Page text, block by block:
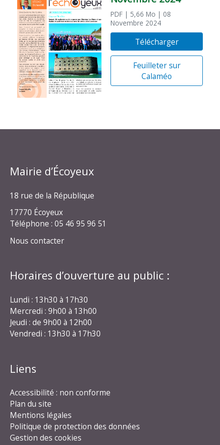
PDF | 5,66 Mo | 08
Novembre 2024
Télécharger
Feuilleter sur
Calaméo
Mairie d’Écoyeux
18 rue de la République
17770 Écoyeux
Téléphone : 05 46 95 96 51
Nous contacter
Horaires d’ouverture au public :
Lundi : 13h30 à 17h30
Mercredi : 9h00 à 13h00
Jeudi : de 9h00 à 12h00
Vendredi : 13h30 à 17h30
Liens
Accessibilité : non conforme
Plan du site
Mentions légales
Politique de protection des données
Gestion des cookies